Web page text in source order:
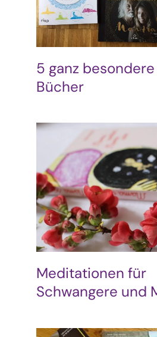
5 ganz
Bücher
Meditationen für
Schwangere und